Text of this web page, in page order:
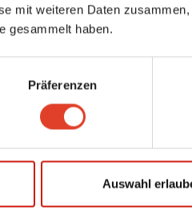
mit weiteren Daten
gesammelt haben.
Präferenzen
Auswahl